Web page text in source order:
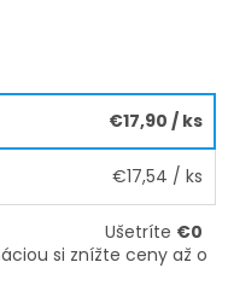
€17,90 / ks
€17,54 / ks
Ušetríte €0
si znížte ceny až o